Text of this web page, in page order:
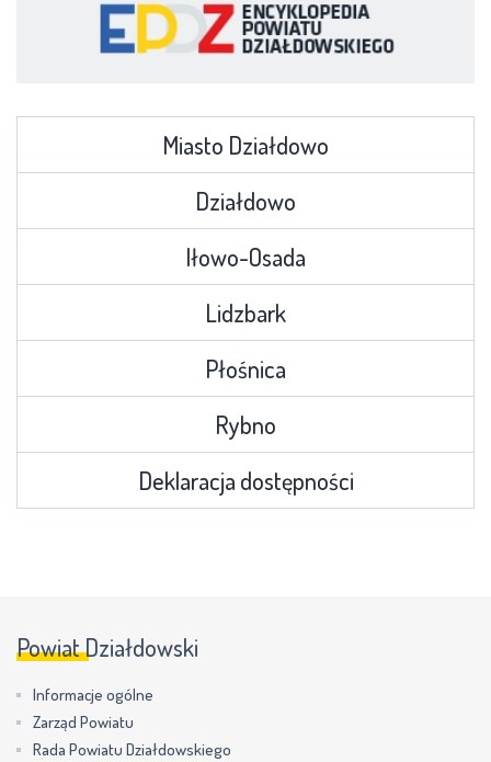
Miasto Działdowo
Działdowo
Iłowo-Osada
Lidzbark
Płośnica
Rybno
Deklaracja dostępności
Powiat Działdowski
Informacje ogólne
Zarząd Powiatu
Rada Powiatu Działdowskiego